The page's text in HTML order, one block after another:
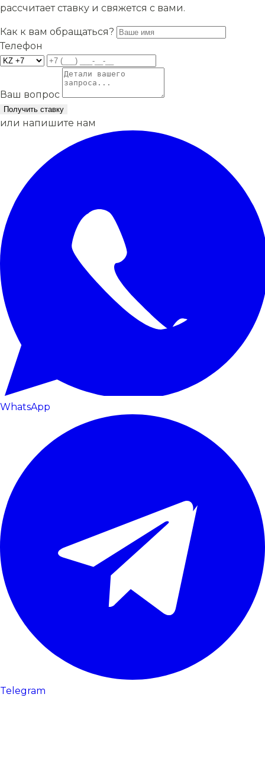
рассчитает ставку и свяжется с вами.
Как к вам обращаться?
Телефон
Ваш вопрос
Получить ставку
или напишите нам
WhatsApp
Telegram